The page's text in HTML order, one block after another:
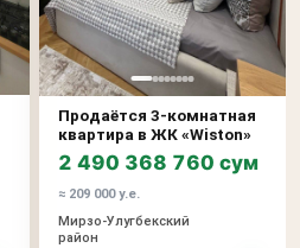
Продаётся 3-комнатная
квартира в ЖК «Wiston»
2 490 368 760 сум
≈ 209 000 у.е.
Мирзо-Улугбекский
район